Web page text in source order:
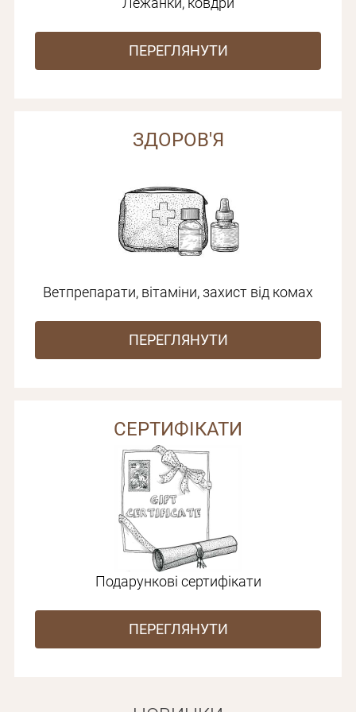
ПЕРЕГЛЯНУТИ
ЗДОРОВ'Я
Ветпрепарати, вітаміни, захист від комах
ПЕРЕГЛЯНУТИ
СЕРТИФІКАТИ
Подарункові сертифікати
ПЕРЕГЛЯНУТИ